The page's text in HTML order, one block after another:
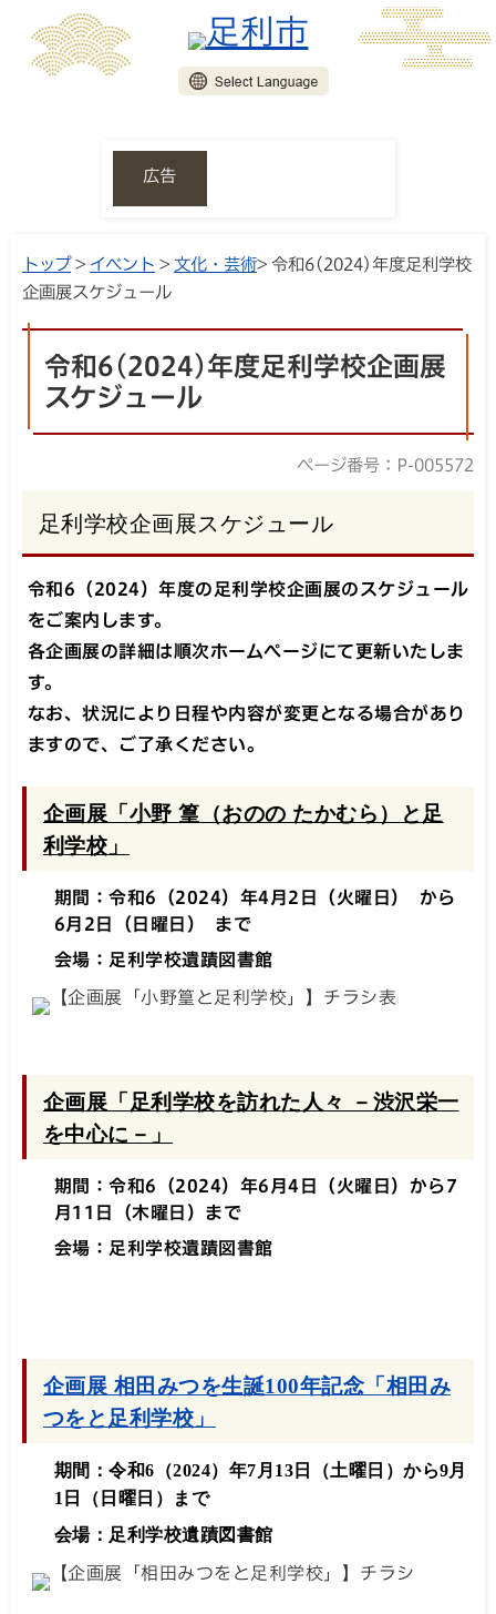
広告
トップ> イベント > 文化・芸術> 令和6(2024)年度足利学校
企画展スケジュール
令和6(2024)年度足利学校企画展
スケジュール
ページ番号：P-005572
足利学校企画展スケジュール
令和6（2024）年度の足利学校企画展のスケジュール
をご案内します。
各企画展の詳細は順次ホームページにて更新いたしま
す。
なお、状況により日程や内容が変更となる場合があり
ますので、ご了承ください。
企画展「小野 篁（おのの たかむら）と足
利学校」
期間：令和6（2024）年4月2日（火曜日） から
6月2日（日曜日） まで
会場：足利学校遺蹟図書館
企画展「足利学校を訪れた人々 －渋沢栄一
を中心に－」
期間：令和6（2024）年6月4日（火曜日）から7
月11日（木曜日）まで
会場：足利学校遺蹟図書館
企画展 相田みつを生誕100年記念「相田み
つをと足利学校」
期間：令和6（2024）年7月13日（土曜日）から9月
1日（日曜日）まで
会場：足利学校遺蹟図書館